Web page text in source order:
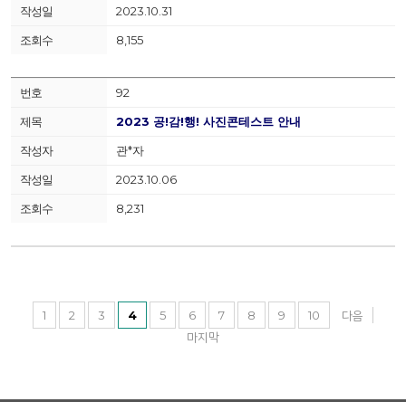
2023.10.31
8,155
92
2023 공!감!행! 사진콘테스트 안내
관*자
2023.10.06
8,231
1 2 3 4 5 6 7 8 9 10
다음
마지막